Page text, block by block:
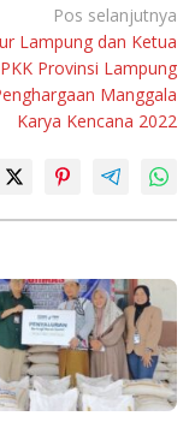
Pos selanjutnya
Lampung dan Ketua
Provinsi Lampung
Manggala
Karya Kencana 2022